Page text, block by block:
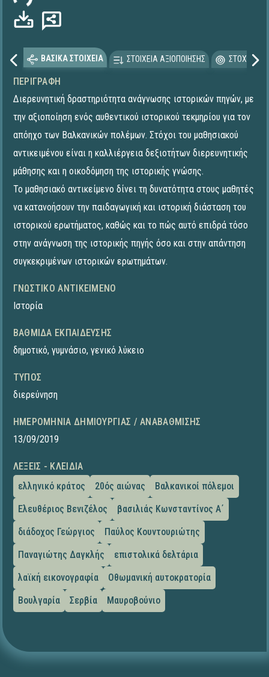
ΒΑΣΙΚΑ ΣΤΟΙΧΕΙΑ ΣΤΟΙΧΕΙΑ ΑΞΙΟΠΟΙΗΣΗΣ
ΠΕΡΙΓΡΑΦΉ
Διερευνητική δραστηριότητα ανάγνωσης ιστορικών πηγών, με
την αξιοποίηση ενός αυθεντικού ιστορικού τεκμηρίου για τον
απόηχο των Βαλκανικών πολέμων. Στόχοι του μαθησιακού
αντικειμένου είναι η καλλιέργεια δεξιοτήτων διερευνητικής
μάθησης και η οικοδόμηση της ιστορικής γνώσης.
Το μαθησιακό αντικείμενο δίνει τη δυνατότητα στους μαθητές
να κατανοήσουν την παιδαγωγική και ιστορική διάσταση του
ιστορικού ερωτήματος, καθώς και το πώς αυτό επιδρά τόσο
στην ανάγνωση της ιστορικής πηγής όσο και στην απάντηση
συγκεκριμένων ιστορικών ερωτημάτων.
ΓΝΩΣΤΙΚΌ ΑΝΤΙΚΕΊΜΕΝΟ
Ιστορία
ΒΑΘΜΊΔΑ ΕΚΠΑΊΔΕΥΣΗΣ
δημοτικό, γυμνάσιο, γενικό λύκειο
ΤΎΠΟΣ
διερεύνηση
ΗΜΕΡΟΜΗΝΊΑ ΔΗΜΙΟΥΡΓΊΑΣ / ΑΝΑΒΆΘΜΙΣΗΣ
13/09/2019
ΛΈΞΕΙΣ - ΚΛΕΙΔΙΆ
ελληνικό κράτος
20ός αιώνας
Βαλκανικοί πόλεμοι
Ελευθέριος Βενιζέλος
βασιλιάς Κωνσταντίνος Α΄
διάδοχος Γεώργιος
Παύλος Κουντουριώτης
Παναγιώτης Δαγκλής
επιστολικά δελτάρια
λαϊκή εικονογραφία
Οθωμανική αυτοκρατορία
Βουλγαρία
Σερβία Μαυροβούνιο